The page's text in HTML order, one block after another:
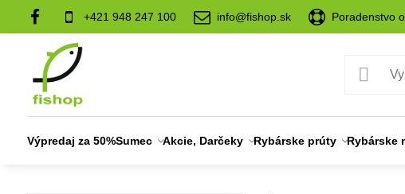
+421 948 247 100 info@fishop.sk Poradenstvo
Výpredaj za 50%Sumec Akcie, Darčeky Rybárske prúty Rybárske